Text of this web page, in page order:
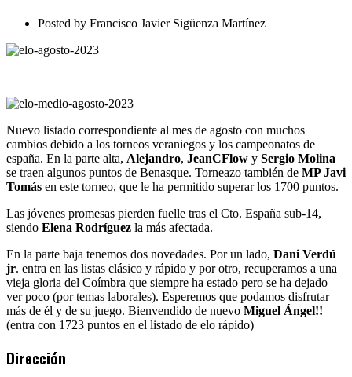
Posted by Francisco Javier Sigüenza Martínez
Nuevo listado correspondiente al mes de agosto con muchos
cambios debido a los torneos veraniegos y los campeonatos de
españa. En la parte alta, Alejandro, JeanCFlow y Sergio Molina
se traen algunos puntos de Benasque. Torneazo también de MP Javi
Tomás en este torneo, que le ha permitido superar los 1700 puntos.
Las jóvenes promesas pierden fuelle tras el Cto. España sub-14,
siendo Elena Rodríguez la más afectada.
En la parte baja tenemos dos novedades. Por un lado, Dani Verdú
jr. entra en las listas clásico y rápido y por otro, recuperamos a una
vieja gloria del Coímbra que siempre ha estado pero se ha dejado
ver poco (por temas laborales). Esperemos que podamos disfrutar
más de él y de su juego. Bienvendido de nuevo Miguel Ángel!!
(entra con 1723 puntos en el listado de elo rápido)
Dirección